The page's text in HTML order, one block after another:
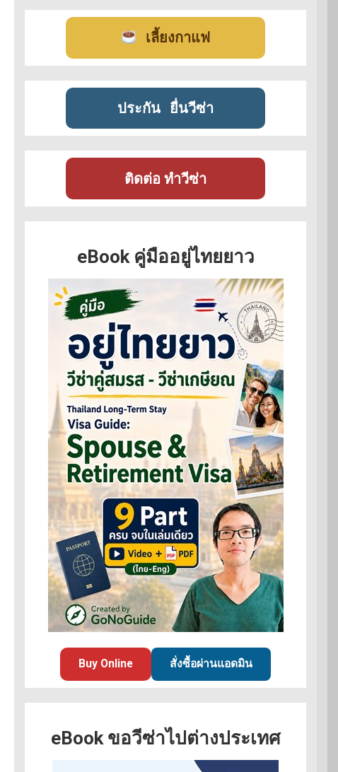
เลี้ยงกาแฟ
ประกัน ยื่นวีซ่า
ติดต่อ ทำวีซ่า
eBook คู่มืออยู่ไทยยาว
Buy Online สั่งซื้อผ่านแอดมิน
eBook ขอวีซ่าไปต่างประเทศ